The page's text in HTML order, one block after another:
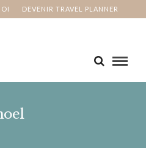
DEVENIR TRAVEL PLANNER